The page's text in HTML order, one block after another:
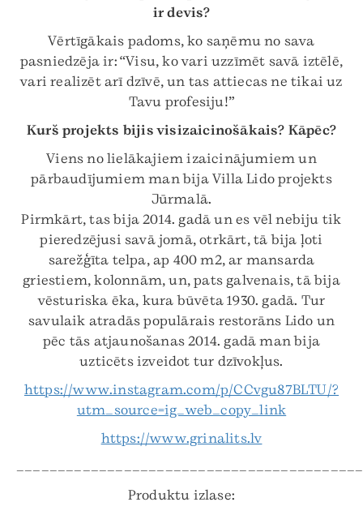
ir devis?
Vērtīgākais padoms, ko saņēmu no sava
pasniedzēja ir: “Visu, ko vari uzzīmēt savā iztēlē,
vari realizēt arī dzīvē, un tas attiecas ne tikai uz
Tavu profesiju!”
Kurš projekts bijis visizaicinošākais? Kāpēc?
Viens no lielākajiem izaicinājumiem un
pārbaudījumiem man bija Villa Lido projekts
Jūrmalā.
Pirmkārt, tas bija 2014. gadā un es vēl nebiju tik
pieredzējusi savā jomā, otrkārt, tā bija ļoti
sarežģīta telpa, ap 400 m2, ar mansarda
griestiem, kolonnām, un, pats galvenais, tā bija
vēsturiska ēka, kura būvēta 1930. gadā. Tur
savulaik atradās populārais restorāns Lido un
pēc tās atjaunošanas 2014. gadā man bija
uzticēts izveidot tur dzīvokļus.
https://www.instagram.com/p/CCvgu87BLTU/?
utm_source=ig_web_copy_link
https://www.grinalits.lv
Produktu izlase: